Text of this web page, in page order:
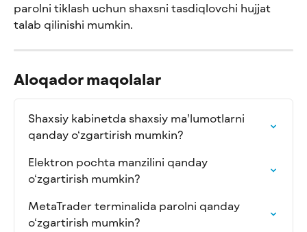
parolni tiklash uchun shaxsni tasdiqlovchi hujjat
talab qilinishi mumkin.
Aloqador maqolalar
Shaxsiy kabinetda shaxsiy ma’lumotlarni
qanday o‘zgartirish mumkin?
Elektron pochta manzilini qanday
o‘zgartirish mumkin?
MetaTrader terminalida parolni qanday
o‘zgartirish mumkin?